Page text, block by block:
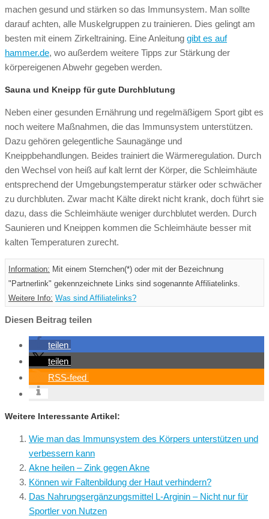
machen gesund und stärken so das Immunsystem. Man sollte
darauf achten, alle Muskelgruppen zu trainieren. Dies gelingt am
besten mit einem Zirkeltraining. Eine Anleitung gibt es auf
hammer.de, wo außerdem weitere Tipps zur Stärkung der
körpereigenen Abwehr gegeben werden.
Sauna und Kneipp für gute Durchblutung
Neben einer gesunden Ernährung und regelmäßigem Sport gibt es
noch weitere Maßnahmen, die das Immunsystem unterstützen.
Dazu gehören gelegentliche Saunagänge und
Kneippbehandlungen. Beides trainiert die Wärmeregulation. Durch
den Wechsel von heiß auf kalt lernt der Körper, die Schleimhäute
entsprechend der Umgebungstemperatur stärker oder schwächer
zu durchbluten. Zwar macht Kälte direkt nicht krank, doch führt sie
dazu, dass die Schleimhäute weniger durchblutet werden. Durch
Saunieren und Kneippen kommen die Schleimhäute besser mit
kalten Temperaturen zurecht.
Information: Mit einem Sternchen(*) oder mit der Bezeichnung
"Partnerlink" gekennzeichnete Links sind sogenannte Affiliatelinks.
Weitere Info: Was sind Affiliatelinks?
Diesen Beitrag teilen
teilen
teilen
RSS-feed
Weitere Interessante Artikel:
Wie man das Immunsystem des Körpers unterstützen und
verbessern kann
Akne heilen – Zink gegen Akne
Können wir Faltenbildung der Haut verhindern?
Das Nahrungsergänzungsmittel L-Arginin – Nicht nur für
Sportler von Nutzen